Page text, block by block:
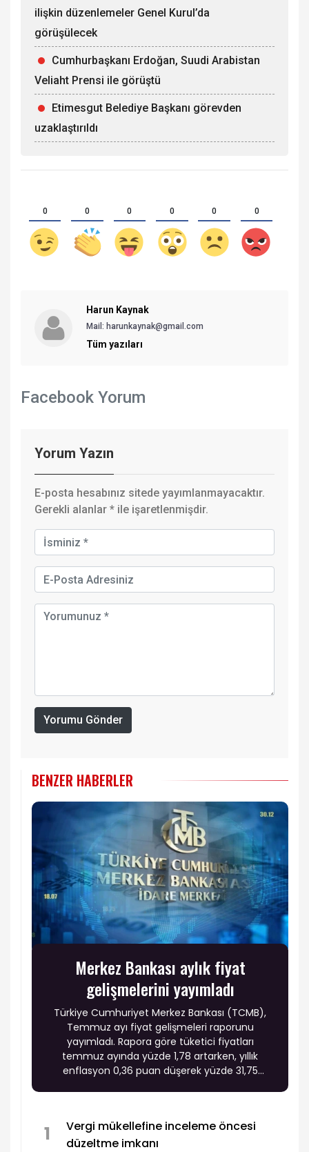
ilişkin düzenlemeler Genel Kurul’da
görüşülecek
Cumhurbaşkanı Erdoğan, Suudi Arabistan
Veliaht Prensi ile görüştü
Etimesgut Belediye Başkanı görevden
uzaklaştırıldı
0 0 0 0 0 0
Harun Kaynak
Mail: harunkaynak@gmail.com
Tüm yazıları
Facebook Yorum
Yorum Yazın
E-posta hesabınız sitede yayımlanmayacaktır.
Gerekli alanlar * ile işaretlenmişdir.
Yorumu Gönder
BENZER HABERLER
Merkez Bankası aylık fiyat
gelişmelerini yayımladı
Türkiye Cumhuriyet Merkez Bankası (TCMB),
Temmuz ayı fiyat gelişmeleri raporunu
yayımladı. Rapora göre tüketici fiyatları
temmuz ayında yüzde 1,78 artarken, yıllık
enflasyon 0,36 puan düşerek yüzde 31,75
görünümünde belirleyici oldu.
1
Vergi mükellefine inceleme öncesi
düzeltme imkanı